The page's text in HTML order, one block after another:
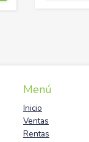
Menú
Inicio
Ventas
Rentas